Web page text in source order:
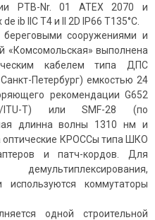
PTB-Nr. 01 ATEX 2070 и
ib IIC T4 и II 2D IP66 T135°C.
сооружениями и
«Комсомольская» выполнена
кабелем типа ДПС
Петербург) емкостью 24
рекомендации G652
ITU-T) или SMF-28 (по
длинна волны 1310 нм и
оптические КРОССы типа ШКО
и патч-кордов. Для
коммутаторы
одной строительной